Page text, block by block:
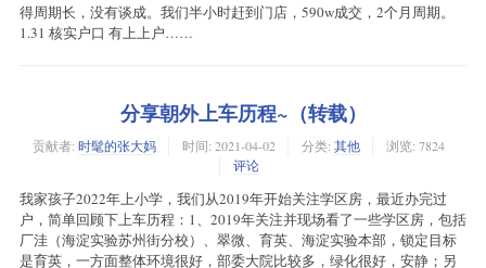
得周期长，没有谈成。我们半小时赶到门店，590w成交，2个月周期。
1.31 核实户口 有上上户……
分享朝外上车历程~（转载）
贡献者: 时髦的张大妈 时间: 2021-04-02 分类: 其他
浏览: 7824
评论
我家孩子2022年上小学，我们从2019年开始关注学区房，最近办完过
户，简单回顾下上车历程：1、2019年关注并现场看了一些学区房，包括
厂洼（海淀实验苏州街分校）、翠微、育英、海淀实验本部，锁定目标
是育英，一方面整体环境很好，部委大院比较多，绿化很好，安静；另